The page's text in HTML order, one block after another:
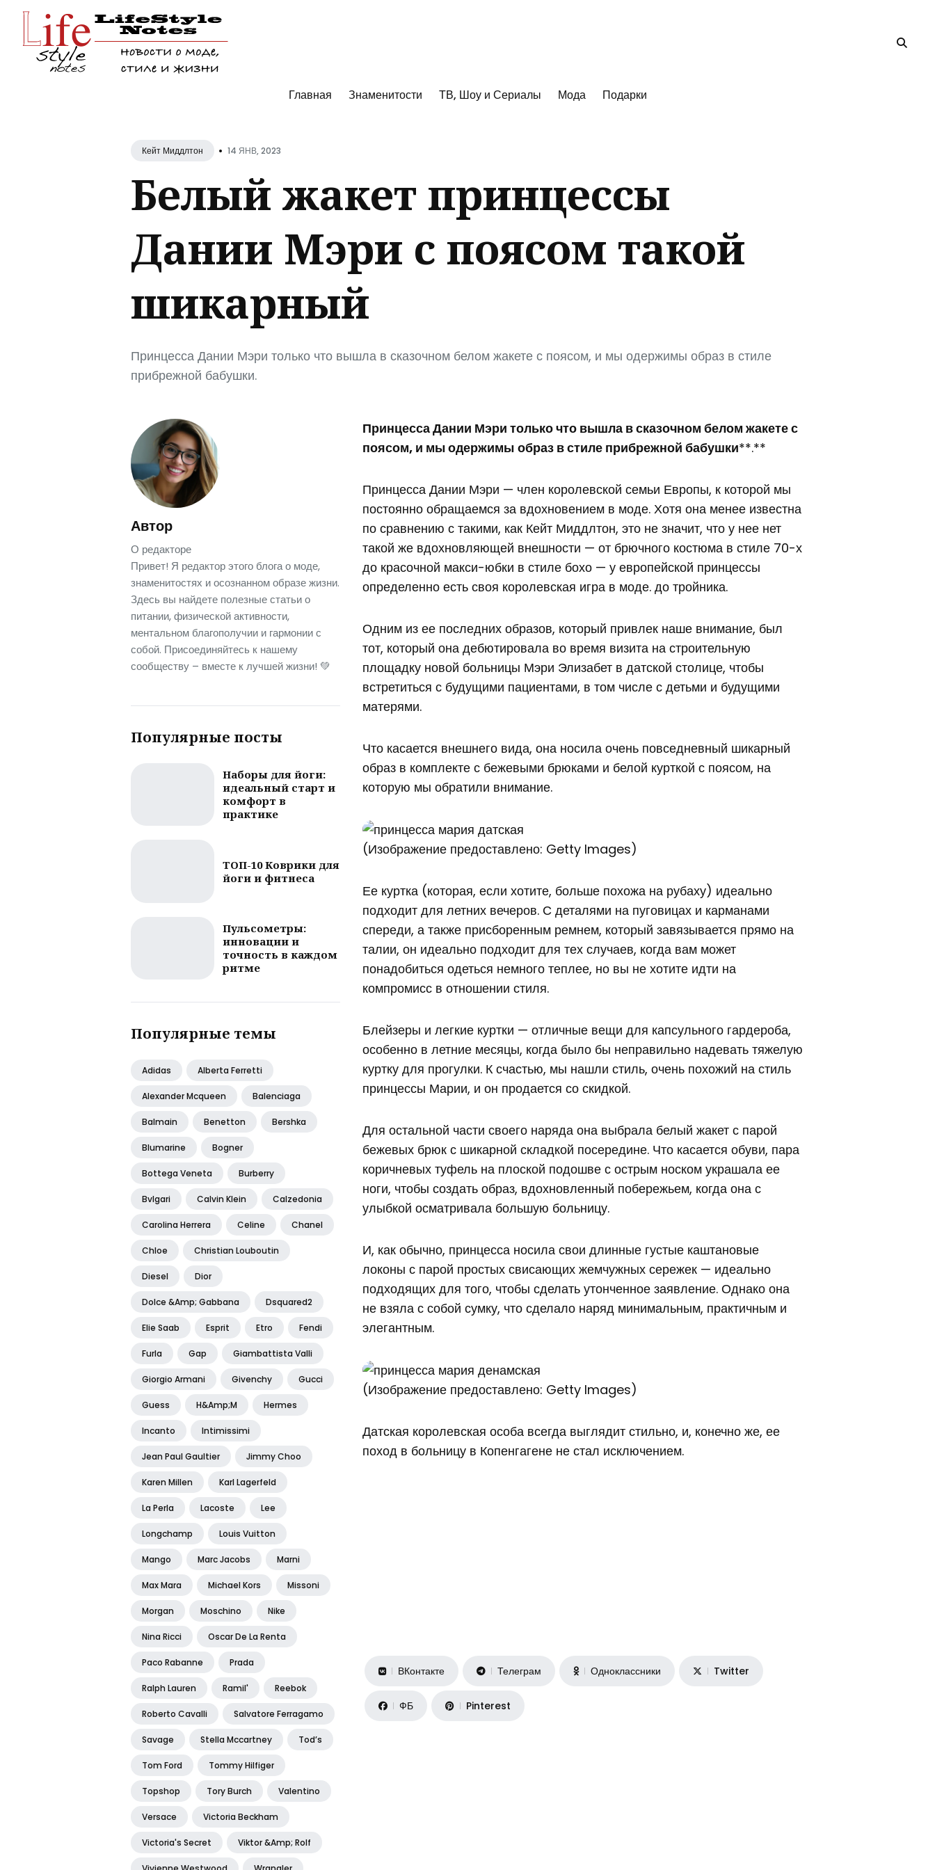
Главная Знаменитости ТВ, Шоу и Сериалы Мода Подарки
по
Кейт Миддлтон • 14 ЯНВ, 2023
Белый жакет принцессы
Дании Мэри с поясом такой
шикарный
Принцесса Дании Мэри только что вышла в сказочном белом жакете с поясом, и мы одержимы образ в стиле
прибрежной бабушки.
Автор
О редакторе
Привет! Я редактор этого блога о моде,
знаменитостях и осознанном образе жизни.
Здесь вы найдете полезные статьи о
питании, физической активности,
ментальном благополучии и гармонии с
собой. Присоединяйтесь к нашему
сообществу – вместе к лучшей жизни! 💚
Популярные посты
Наборы для йоги:
идеальный старт и
комфорт в
практике
ТОП-10 Коврики для
йоги и фитнеса
Пульсометры:
инновации и
точность в каждом
ритме
Популярные темы
Adidas Alberta Ferretti
Alexander Mcqueen Balenciaga
Balmain Benetton Bershka
Blumarine Bogner
Bottega Veneta Burberry
Bvlgari Calvin Klein Calzedonia
Carolina Herrera Celine Chanel
Chloe Christian Louboutin
Diesel Dior
Dolce &amp; Gabbana Dsquared2
Elie Saab Esprit Etro Fendi
Furla Gap Giambattista Valli
Giorgio Armani Givenchy Gucci
Guess H&amp;m Hermes
Incanto Intimissimi
Jean Paul Gaultier Jimmy Choo
Karen Millen Karl Lagerfeld
La Perla Lacoste Lee
Longchamp Louis Vuitton
Mango Marc Jacobs Marni
Max Mara Michael Kors Missoni
Morgan Moschino Nike
Nina Ricci Oscar De La Renta
Paco Rabanne Prada
Ralph Lauren Ramil' Reebok
Roberto Cavalli Salvatore Ferragamo
Savage Stella Mccartney Tod’s
Tom Ford Tommy Hilfiger
Topshop Tory Burch Valentino
Versace Victoria Beckham
Victoria's Secret Viktor &amp; Rolf
Принцесса Дании Мэри только что вышла в сказочном белом жакете с
поясом, и мы одержимы образ в стиле прибрежной бабушки**.**
Принцесса Дании Мэри — член королевской семьи Европы, к которой мы
постоянно обращаемся за вдохновением в моде. Хотя она менее известна
по сравнению с такими, как Кейт Миддлтон, это не значит, что у нее нет
такой же вдохновляющей внешности — от брючного костюма в стиле 70-х
до красочной макси-юбки в стиле бохо — у европейской принцессы
определенно есть своя королевская игра в моде. до тройника.
Одним из ее последних образов, который привлек наше внимание, был
тот, который она дебютировала во время визита на строительную
площадку новой больницы Мэри Элизабет в датской столице, чтобы
встретиться с будущими пациентами, в том числе с детьми и будущими
матерями.
Что касается внешнего вида, она носила очень повседневный шикарный
образ в комплекте с бежевыми брюками и белой курткой с поясом, на
которую мы обратили внимание.
(Изображение предоставлено: Getty Images)
Ее куртка (которая, если хотите, больше похожа на рубаху) идеально
подходит для летних вечеров. С деталями на пуговицах и карманами
спереди, а также присборенным ремнем, который завязывается прямо на
талии, он идеально подходит для тех случаев, когда вам может
понадобиться одеться немного теплее, но вы не хотите идти на
компромисс в отношении стиля.
Блейзеры и легкие куртки — отличные вещи для капсульного гардероба,
особенно в летние месяцы, когда было бы неправильно надевать тяжелую
куртку для прогулки. К счастью, мы нашли стиль, очень похожий на стиль
принцессы Марии, и он продается со скидкой.
Для остальной части своего наряда она выбрала белый жакет с парой
бежевых брюк с шикарной складкой посередине. Что касается обуви, пара
коричневых туфель на плоской подошве с острым носком украшала ее
ноги, чтобы создать образ, вдохновленный побережьем, когда она с
улыбкой осматривала большую больницу.
И, как обычно, принцесса носила свои длинные густые каштановые
локоны с парой простых свисающих жемчужных сережек — идеально
подходящих для того, чтобы сделать утонченное заявление. Однако она
не взяла с собой сумку, что сделало наряд минимальным, практичным и
элегантным.
(Изображение предоставлено: Getty Images)
Датская королевская особа всегда выглядит стильно, и, конечно же, ее
поход в больницу в Копенгагене не стал исключением.
ВКонтакте Телеграм Одноклассники Twitter
ФБ Pinterest